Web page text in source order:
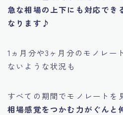
急な相場の上下にも対応でき
なります♪
1ヵ月分や3ヶ月分のモノレー
ないような状況も
すべての期間でモノレートを
相場感覚をつかむ力がぐんと